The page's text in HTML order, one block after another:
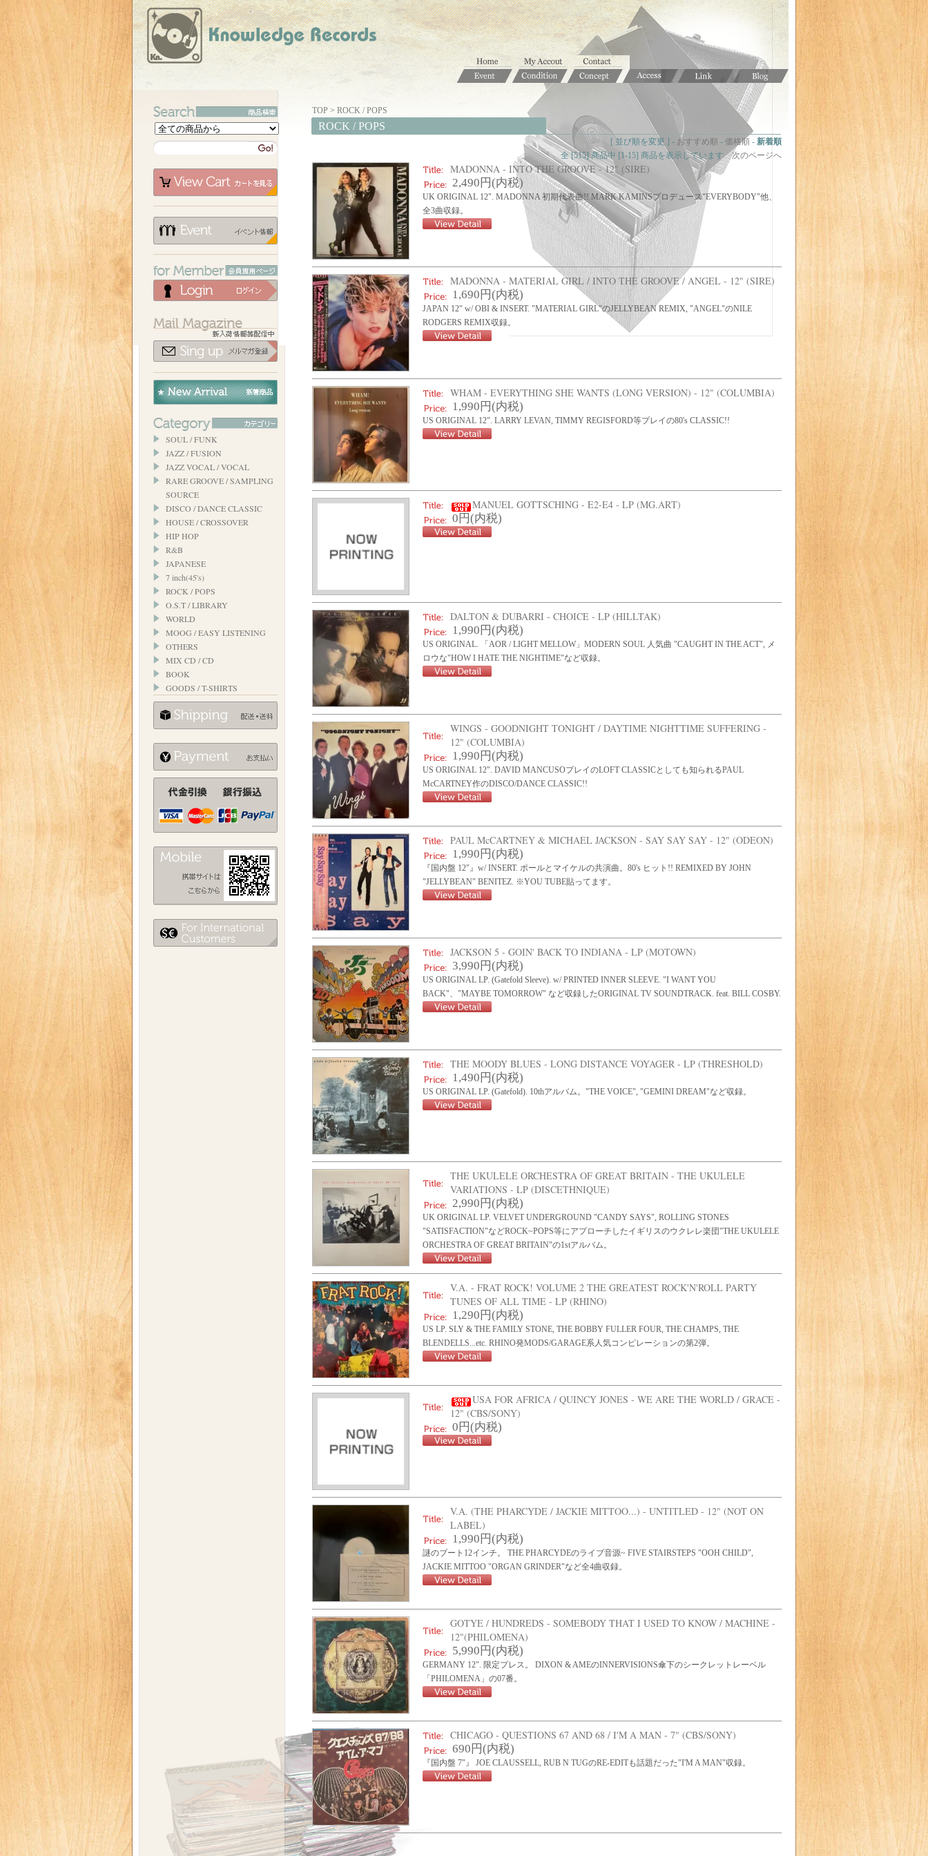
SOUL / FUNK
JAZZ / FUSION
JAZZ VOCAL / VOCAL
RARE GROOVE / SAMPLING
SOURCE
DISCO / DANCE CLASSIC
HOUSE / CROSSOVER
HIP HOP
R&B
JAPANESE
7 inch(45's)
ROCK / POPS
O.S.T / LIBRARY
WORLD
MOOG / EASY LISTENING
OTHERS
MIX CD / CD
BOOK
GOODS / T-SHIRTS
TOP > ROCK / POPS
ROCK / POPS
[ 並び順を変更 ] - おすすめ順 - 価格順 - 新着順
全 [515] 商品中 [1-15] 商品を表示しています次のページへ
MADONNA - INTO THE GROOVE - 12" (SIRE)
2,490円(内税)
UK ORIGINAL 12". MADONNA 初期代表曲!! MARK KAMINSプロデュース"EVERYBODY"他、
全3曲収録。
MADONNA - MATERIAL GIRL / INTO THE GROOVE / ANGEL - 12" (SIRE)
1,690円(内税)
JAPAN 12" w/ OBI & INSERT. "MATERIAL GIRL"のJELLYBEAN REMIX, "ANGEL"のNILE
RODGERS REMIX収録。
WHAM - EVERYTHING SHE WANTS (LONG VERSION) - 12" (COLUMBIA)
1,990円(内税)
US ORIGINAL 12". LARRY LEVAN, TIMMY REGISFORD等プレイの80's CLASSIC!!
MANUEL GOTTSCHING - E2-E4 - LP (MG.ART)
0円(内税)
DALTON & DUBARRI - CHOICE - LP (HILLTAK)
1,990円(内税)
US ORIGINAL. 「AOR / LIGHT MELLOW」MODERN SOUL 人気曲 "CAUGHT IN THE ACT", メ
ロウな"HOW I HATE THE NIGHTIME"など収録。
WINGS - GOODNIGHT TONIGHT / DAYTIME NIGHTTIME SUFFERING -
12" (COLUMBIA)
1,990円(内税)
US ORIGINAL 12". DAVID MANCUSOプレイのLOFT CLASSICとしても知られるPAUL
McCARTNEY作のDISCO/DANCE CLASSIC!!
PAUL McCARTNEY & MICHAEL JACKSON - SAY SAY SAY - 12" (ODEON)
1,990円(内税)
『国内盤 12"』w/ INSERT. ポールとマイケルの共演曲。80's ヒット!! REMIXED BY JOHN
"JELLYBEAN" BENITEZ. ※YOU TUBE貼ってます。
JACKSON 5 - GOIN' BACK TO INDIANA - LP (MOTOWN)
3,990円(内税)
US ORIGINAL LP. (Gatefold Sleeve). w/ PRINTED INNER SLEEVE. "I WANT YOU
BACK"、"MAYBE TOMORROW" など収録したORIGINAL TV SOUNDTRACK. feat. BILL COSBY.
THE MOODY BLUES - LONG DISTANCE VOYAGER - LP (THRESHOLD)
1,490円(内税)
US ORIGINAL LP. (Gatefold). 10thアルバム。"THE VOICE", "GEMINI DREAM"など収録。
THE UKULELE ORCHESTRA OF GREAT BRITAIN - THE UKULELE
VARIATIONS - LP (DISCETHNIQUE)
2,990円(内税)
UK ORIGINAL LP. VELVET UNDERGROUND "CANDY SAYS", ROLLING STONES
"SATISFACTION"などROCK~POPS等にアプローチしたイギリスのウクレレ楽団"THE UKULELE
ORCHESTRA OF GREAT BRITAIN"の1stアルバム。
V.A. - FRAT ROCK! VOLUME 2 THE GREATEST ROCK'N'ROLL PARTY
TUNES OF ALL TIME - LP (RHINO)
1,290円(内税)
US LP. SLY & THE FAMILY STONE, THE BOBBY FULLER FOUR, THE CHAMPS, THE
BLENDELLS...etc. RHINO発MODS/GARAGE系人気コンピレーションの第2弾。
USA FOR AFRICA / QUINCY JONES - WE ARE THE WORLD / GRACE -
12" (CBS/SONY)
0円(内税)
V.A. (THE PHARCYDE / JACKIE MITTOO...) - UNTITLED - 12" (NOT ON
LABEL)
1,990円(内税)
謎のブート12インチ。 THE PHARCYDEのライブ音源~ FIVE STAIRSTEPS "OOH CHILD",
JACKIE MITTOO "ORGAN GRINDER"など全4曲収録。
GOTYE / HUNDREDS - SOMEBODY THAT I USED TO KNOW / MACHINE -
12"(PHILOMENA)
5,990円(内税)
GERMANY 12". 限定プレス。 DIXON & AMEのINNERVISIONS傘下のシークレットレーベル
「PHILOMENA」の07番。
CHICAGO - QUESTIONS 67 AND 68 / I'M A MAN - 7" (CBS/SONY)
690円(内税)
『国内盤 7"』 JOE CLAUSSELL, RUB N TUGのRE-EDITも話題だった"I'M A MAN"収録。